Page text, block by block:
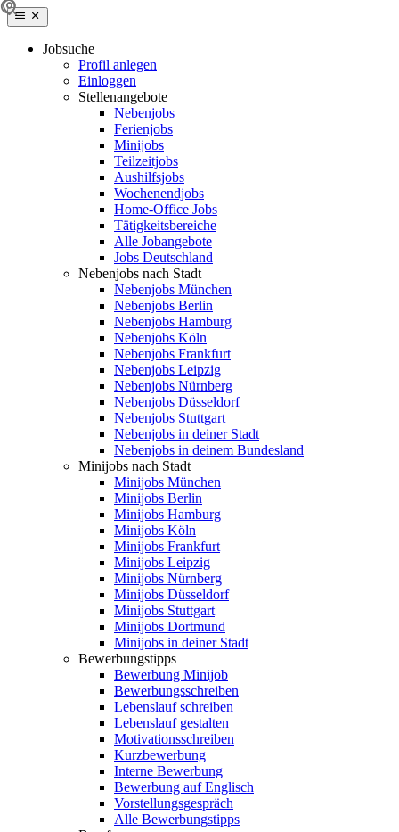
Jobsuche
Profil anlegen
Einloggen
Stellenangebote
Nebenjobs
Ferienjobs
Minijobs
Teilzeitjobs
Aushilfsjobs
Wochenendjobs
Home-Office Jobs
Tätigkeitsbereiche
Alle Jobangebote
Jobs Deutschland
Nebenjobs nach Stadt
Nebenjobs München
Nebenjobs Berlin
Nebenjobs Hamburg
Nebenjobs Köln
Nebenjobs Frankfurt
Nebenjobs Leipzig
Nebenjobs Nürnberg
Nebenjobs Düsseldorf
Nebenjobs Stuttgart
Nebenjobs in deiner Stadt
Nebenjobs in deinem Bundesland
Minijobs nach Stadt
Minijobs München
Minijobs Berlin
Minijobs Hamburg
Minijobs Köln
Minijobs Frankfurt
Minijobs Leipzig
Minijobs Nürnberg
Minijobs Düsseldorf
Minijobs Stuttgart
Minijobs Dortmund
Minijobs in deiner Stadt
Bewerbungstipps
Bewerbung Minijob
Bewerbungsschreiben
Lebenslauf schreiben
Lebenslauf gestalten
Motivationsschreiben
Kurzbewerbung
Interne Bewerbung
Bewerbung auf Englisch
Vorstellungsgespräch
Alle Bewerbungstipps